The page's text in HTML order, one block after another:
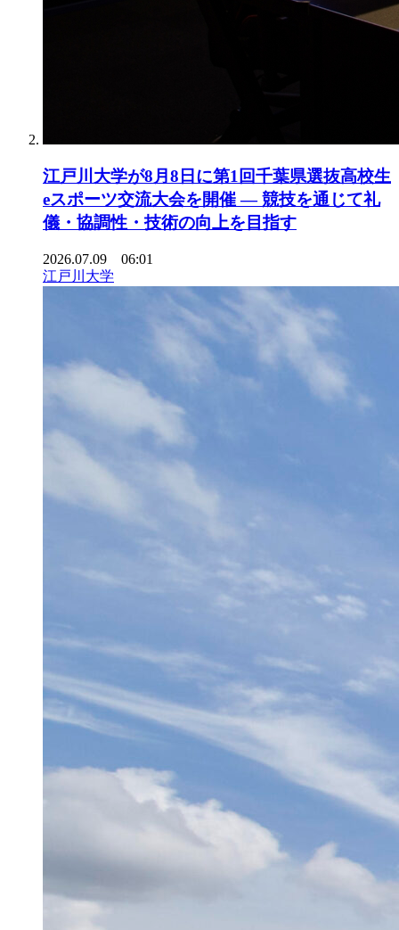
江戸川大学が8月8日に第1回千葉県選抜高校生
eスポーツ交流大会を開催 ― 競技を通じて礼
儀・協調性・技術の向上を目指す
2026.07.09 06:01
江戸川大学